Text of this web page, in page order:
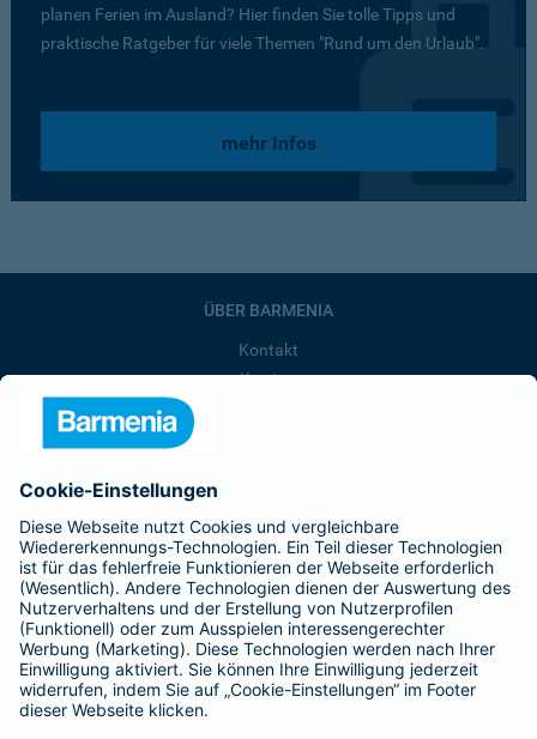
planen Ferien im Ausland? Hier finden Sie tolle Tipps und
praktische Ratgeber für viele Themen "Rund um den Urlaub".
mehr Infos
ÜBER BARMENIA
Kontakt
Karriere
Affiliate-Partner werden
Barmenia ist Teil der BarmeniaGothaer
BELIEBTE SEITEN
Kranken-Zusatzversicherung
Tierversicherungen
Haftpflichtversicherung
Hausratversicherung